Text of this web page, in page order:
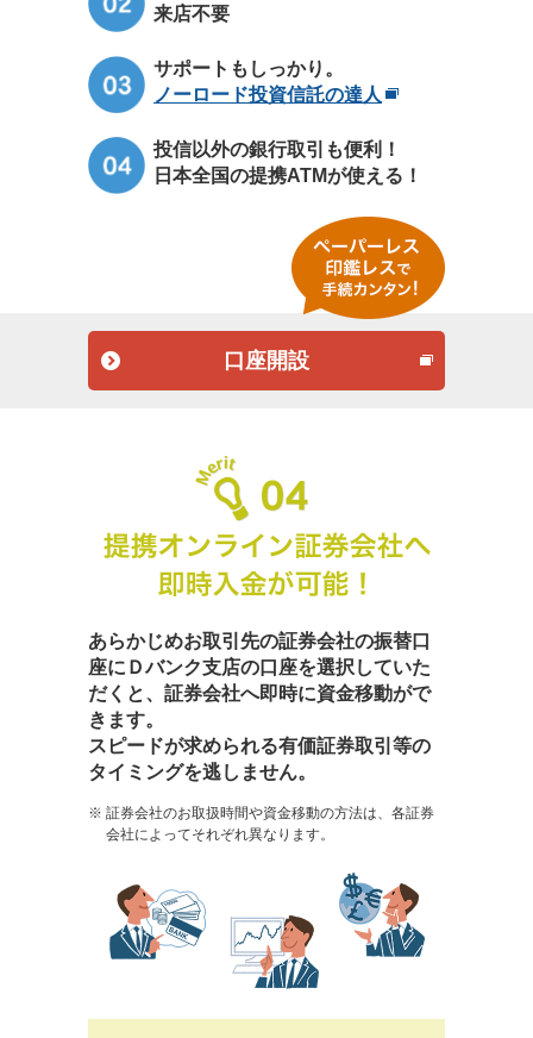
来店不要
サポートもしっかり。
ノーロード投資信託の達人
投信以外の銀行取引も便利！
日本全国の提携ATMが使える！
口座開設
あらかじめお取引先の証券会社の振替口
座にＤバンク支店の口座を選択していた
だくと、証券会社へ即時に資金移動がで
きます。
スピードが求められる有価証券取引等の
タイミングを逃しません。
証券会社のお取扱時間や資金移動の方法は、各証券
会社によってそれぞれ異なります。